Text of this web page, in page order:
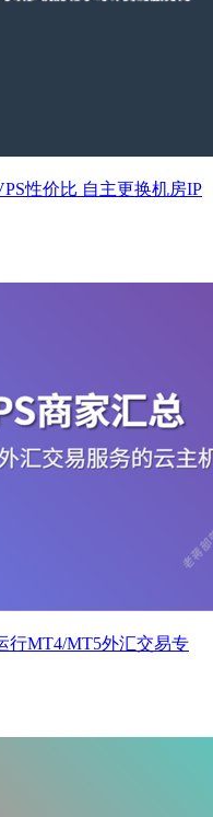
性价比 自主更换机房IP
行MT4/MT5外汇交易专